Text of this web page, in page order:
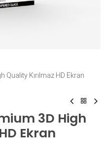
Quality Kırılmaz HD Ekran
3D High
Ekran